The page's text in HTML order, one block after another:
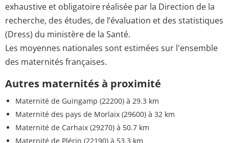
exhaustive et obligatoire réalisée par la Direction de la
recherche, des études, de l’évaluation et des statistiques
(Dress) du ministère de la Santé.
Les moyennes nationales sont estimées sur l'ensemble
des maternités françaises.
Autres maternités à proximité
Maternité de Guingamp (22200) à 29.3 km
Maternité des pays de Morlaix (29600) à 32 km
Maternité de Carhaix (29270) à 50.7 km
Maternité de Plérin (22190) à 53.3 km